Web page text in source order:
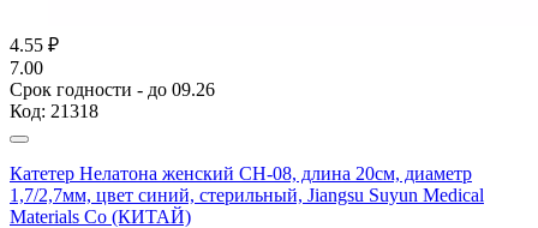
4.55 ₽
7.00
Срок годности - до 09.26
Код: 21318
Катетер Нелатона женский CH-08, длина 20см, диаметр
1,7/2,7мм, цвет синий, стерильный, Jiangsu Suyun Medical
Materials Co (КИТАЙ)